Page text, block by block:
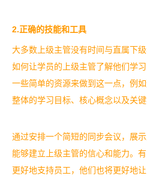
2.正确的技能和工具
大多数上级主管没有时间与直属下
如何让学员的上级主管了解他们学
一些简单的资源来做到这一点，例
整体的学习目标、核心概念以及关
通过安排一个简短的同步会议，展
能够建立上级主管的信心和能力。
更好地支持员工，他们也将更好地